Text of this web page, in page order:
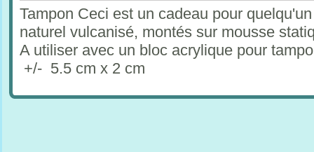
Tampon Ceci est un cadeau pour
naturel vulcanisé, montés sur mousse
A utiliser avec un bloc acrylique pour
+/- 5.5 cm x 2 cm